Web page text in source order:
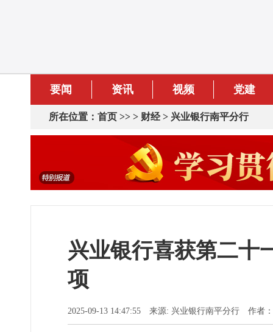
要闻 资讯 视频 党建
所在位置： 首页 >> > 财经> 兴业银行南平分行
兴业银行喜获第二十
项
2025-09-13 14:47:55 来源: 兴业银行南平分行 作者：